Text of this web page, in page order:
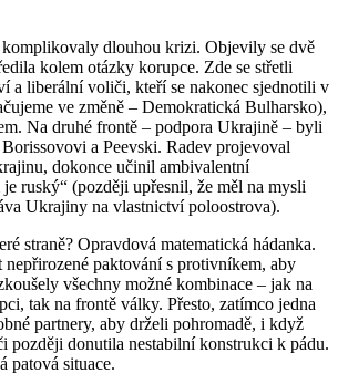
dlouhou krizi. Objevily se dvě
kolem otázky korupce. Zde se střetli
a liberální voliči, kteří se nakonec sjednotili v
ve změně – Demokratická Bulharsko),
Na druhé frontě – podpora Ukrajině – byli
a Peevski. Radev projevoval
dokonce učinil ambivalentní
ruský“ (později upřesnil, že měl na mysli
Ukrajiny na vlastnictví poloostrova).
straně? Opravdová matematická hádanka.
nepřirozené paktování s protivníkem, aby
všechny možné kombinace – jak na
tak na frontě války. Přesto, zatímco jedna
partnery, aby drželi pohromadě, i když
později donutila nestabilní konstrukci k pádu.
patová situace.